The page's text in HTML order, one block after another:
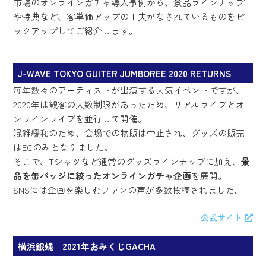
や特典など、客単価アップの工夫がなされているものをピ
ックアップしてご紹介します。
J-WAVE TOKYO GUITER JUMBOREE 2020 RETURNS
毎年数々のアーティストが出演する人気イベントですが、
2020年は観客の人数制限があったため、リアルライブとオ
ンラインライブを並行して開催。
混雑緩和のため、会場での物販は中止され、グッズの販売
はECのみとなりました。
そこで、Tシャツなど通常のグッズラインナップに加え、景
品を缶バッジに絞ったオンラインガチャ企画を展開。
SNSには企画を楽しむファンの声が多数投稿されました。
公式サイト
横浜銀蝿 2021年おみくじGACHA